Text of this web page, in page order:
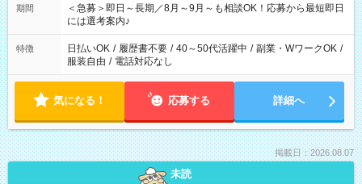
スタッフ スイーツ販売/ホテルフロント/化粧品販売/など 様々な
業界から入社して活躍されています♪
期間
＜急募＞即日～長期／8月～9月～も相談OK！応募から最短即日
には選考案内♪
特徴 日払いOK / 履歴書不要 / 40～50代活躍中 / 副業・WワークOK /
服装自由 / 電話対応なし
気になる！ 応募する 詳細へ
掲載日：2026.08.07
未読